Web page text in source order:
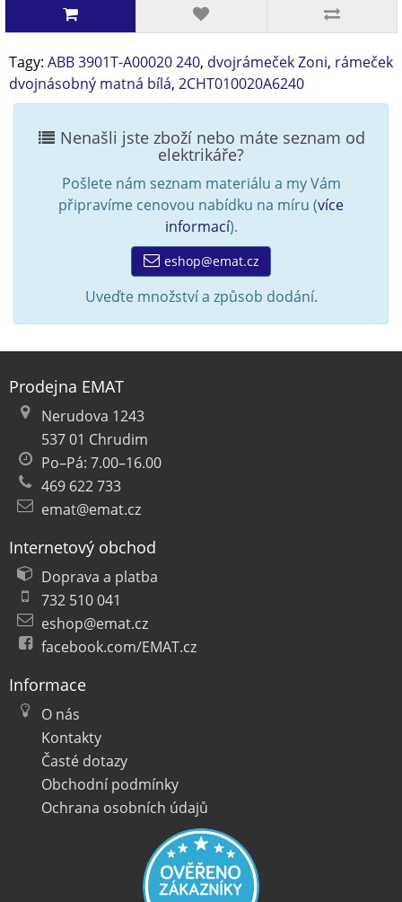
Tagy: ABB 3901T-A00020 240, dvojrámeček Zoni, rámeček
dvojnásobný matná bílá, 2CHT010020A6240
Nenašli jste zboží nebo máte seznam od
elektrikáře?
Pošlete nám seznam materiálu a my Vám
připravíme cenovou nabídku na míru (více
informací).
eshop@emat.cz
Uveďte množství a způsob dodání.
Prodejna EMAT
Nerudova 1243
537 01 Chrudim
Po–Pá: 7.00–16.00
469 622 733
emat@emat.cz
Internetový obchod
Doprava a platba
732 510 041
eshop@emat.cz
facebook.com/EMAT.cz
Informace
O nás
Kontakty
Časté dotazy
Obchodní podmínky
Ochrana osobních údajů